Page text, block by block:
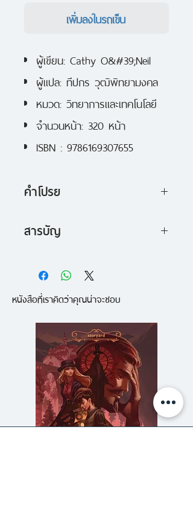
เพิ่มลงในรถเข็น
ผู้เขียน: Cathy O&#39;Neil
ผู้แปล: ทีปกร วุฒิพิทยามงคล
หมวด: วิทยาการและเทคโนโลยี
จำนวนหน้า: 320 หน้า
ISBN : 9786169307655
คำโปรย
หนังสือเล่มนี้เผยด้านมืดอันน่าจับตา
ของ ‘บิ๊กดาต้า’ หรือ ‘อัลกอริทึม’ ที่
ด้านต่างๆ มากขึ้นเรื่อยๆ ตั้งแต่การ
คัดเลือกเข้าโรงเรียนไปถึงการ
คำนวณอัตราการจ่ายประกัน ซึ่ง
ล้วนถูกตัดสินใจด้วยโมเดลทาง
คณิตศาสตร์ทั้งสิ้น
ดูเผินๆอัลกอริทึมหรือคณิตศาสตร์มี
สารบัญ
คำนวณคืออะไร
บทที่ 2 ภาวะช็อกหลังวิกฤติ:
บันทึกการเดินทางสู่ความตื่นรู้
บทที่ 3 การแข่งขันสะสมอาวุธ:
เดินหน้าสู่วิทยาลัย
บทที่ 4 เครื่องมือชวนเชื่อ:
โฆษณาออนไลน์
บทที่ 5 พลเมืองผู้เสียหาย: ความ
หนังสือที่เราคิดว่าคุณน่าจะชอบ